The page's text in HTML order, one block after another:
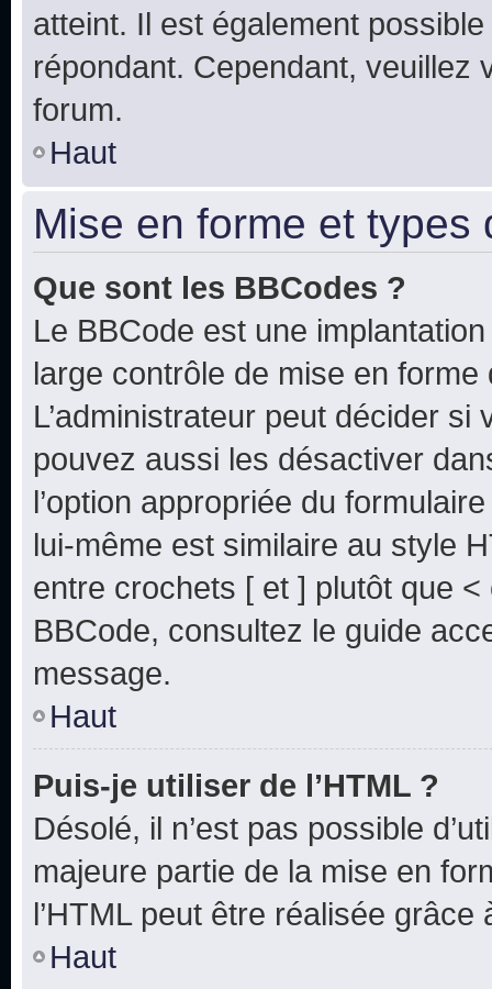
atteint. Il est également
répondant. Cependant,
forum.
Haut
Mise en forme et types
Que sont les BBCodes ?
Le BBCode est une
large contrôle de mise en forme
L’administrateur peut décider
pouvez aussi les désactiver
l’option appropriée du
lui-même est similaire au style
entre crochets [ et ] plutôt que
BBCode, consultez le guide
message.
Haut
Puis-je utiliser de l’HTML ?
Désolé, il n’est pas possible
majeure partie de la mise en
l’HTML peut être réalisée grâce
Haut